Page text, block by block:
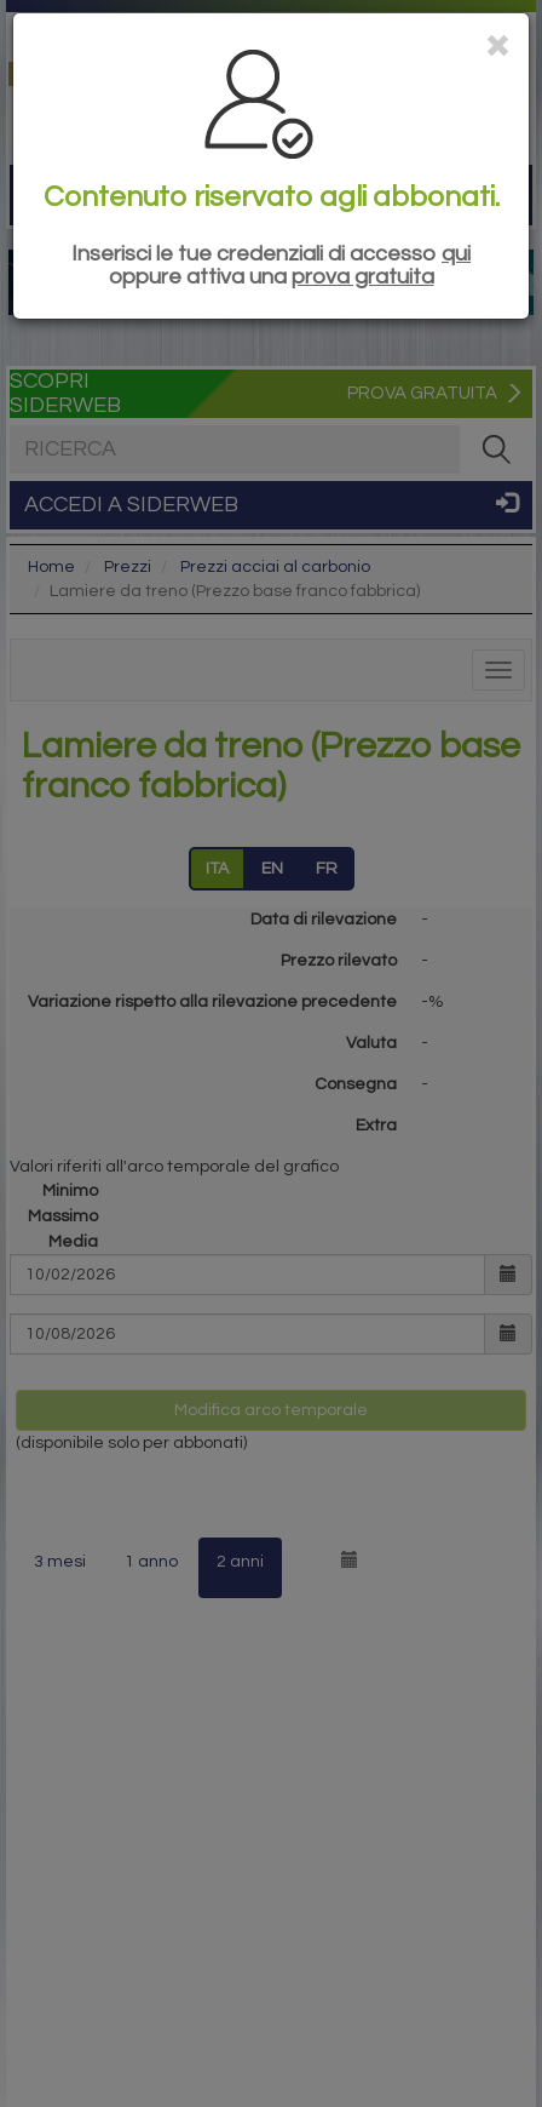
SCOPRI
SIDERWEB
PROVA GRATUITA
ACCEDI A SIDERWEB
Home Prezzi
Prezzi acciai al carbonio
Lamiere da treno (Prezzo base franco fabbrica)
Lamiere da treno (Prezzo base
franco fabbrica)
ITA EN FR
Data di rilevazione -
Prezzo rilevato -
Variazione rispetto alla rilevazione precedente -%
Valuta -
Consegna -
Extra
Valori riferiti all'arco temporale del grafico
Minimo
Massimo
Media
Modifica arco temporale
(disponibile solo per abbonati)
3 mesi 1 anno 2 anni
Contenuto riservato agli abbonati.
Inserisci le tue credenziali di accesso qui
oppure attiva una prova gratuita